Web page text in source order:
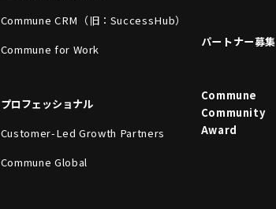
Commune CRM（旧：SuccessHub）
Commune for Work
プロフェッショナル
Customer-Led Growth Partners
Commune Global
パートナー募集
Commune
Community
Award